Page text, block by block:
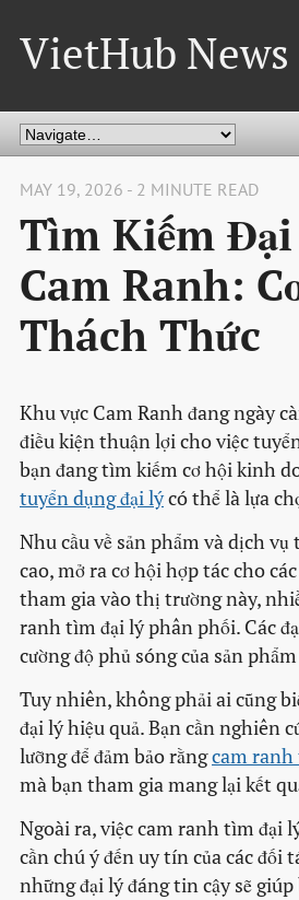
VietHub News
MAY 19, 2026 - 2 MINUTE READ
Tìm Kiếm
Cam Ranh:
Thách Thức
Khu vực Cam Ranh đang ngày
điều kiện thuận lợi cho việc
bạn đang tìm kiếm cơ hội kinh
tuyển dụng đại lýcó thể là lựa
Nhu cầu về sản phẩm và dịch
cao, mở ra cơ hội hợp tác cho
tham gia vào thị trường này,
ranh tìm đại lý phân phối. Các
cường độ phủ sóng của sản
Tuy nhiên, không phải ai cũng
đại lý hiệu quả. Bạn cần nghiên
lưỡng để đảm bảo rằngcam ranh
mà bạn tham gia mang lại kết
Ngoài ra, việc cam ranh tìm đại
cần chú ý đến uy tín của các đối
những đại lý đáng tin cậy sẽ